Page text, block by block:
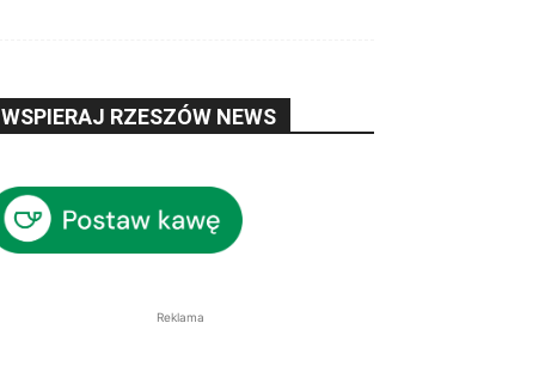
WSPIERAJ RZESZÓW NEWS
Reklama